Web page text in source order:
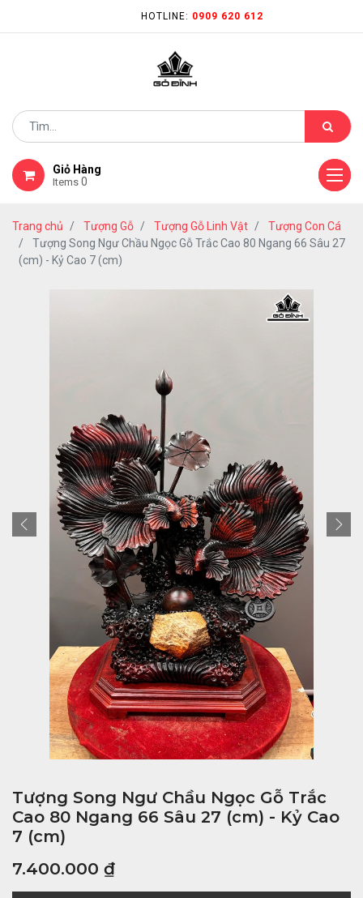
HOTLINE: 0909 620 612
Giỏ Hàng
Items 0
Trang chủ Tượng Gỗ Tượng Gỗ Linh Vật
Tượng Con Cá
Tượng Song Ngư Chầu Ngọc Gỗ Trắc Cao 80 Ngang 66 Sâu 27
(cm) - Kỷ Cao 7 (cm)
Tượng Song Ngư Chầu Ngọc Gỗ Trắc
Cao 80 Ngang 66 Sâu 27 (cm) - Kỷ Cao
7 (cm)
7.400.000 ₫